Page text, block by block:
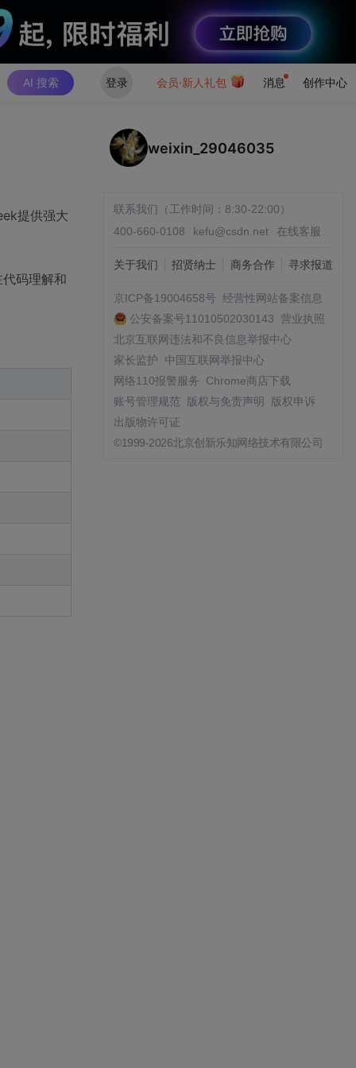
AI 搜索 登录 会员·新人礼包 消息 创作中心
提供强大
码理解和
weixin_29046035
联系我们（工作时间：8:30-22:00）
400-660-0108
kefu@csdn.net 在线客服
关于我们 招贤纳士 商务合作 寻求报道
京ICP备19004658号 经营性网站备案信息
公安备案号11010502030143 营业执照
北京互联网违法和不良信息举报中心
家长监护
中国互联网举报中心
网络110报警服务
Chrome商店下载
账号管理规范
版权与免责声明
版权申诉
出版物许可证
©1999-2026北京创新乐知网络技术有限公司